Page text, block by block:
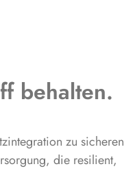
behalten.
zu sicheren
die resilient,